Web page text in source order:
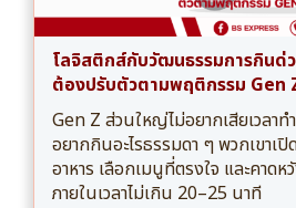
โลจิสติกส์กับวัฒนธรรมการกินด่
ต้องปรับตัวตามพฤติกรรม Gen
Gen Z ส่วนใหญ่ไม่อยากเสียเวลาท
อยากกินอะไรธรรมดา ๆ พวกเขาเ
อาหาร เลือกเมนูที่ตรงใจ และคาดห
ภายในเวลาไม่เกิน 20–25 นาที